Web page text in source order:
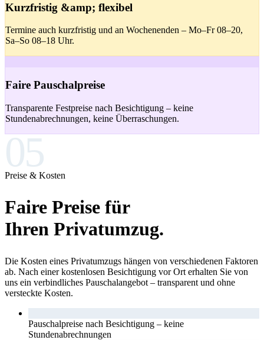
Kurzfristig &amp; flexibel
Termine auch kurzfristig und an Wochenenden – Mo–Fr 08–20,
Sa–So 08–18 Uhr.
Faire Pauschalpreise
Transparente Festpreise nach Besichtigung – keine
Stundenabrechnungen, keine Überraschungen.
05
Preise & Kosten
Faire Preise für
Ihren Privatumzug.
Die Kosten eines Privatumzugs hängen von verschiedenen Faktoren
ab. Nach einer kostenlosen Besichtigung vor Ort erhalten Sie von
uns ein verbindliches Pauschalangebot – transparent und ohne
versteckte Kosten.
Pauschalpreise nach Besichtigung – keine
Stundenabrechnungen